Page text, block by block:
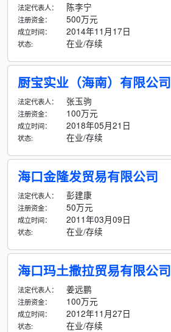
法定代表人： 陈李宁
注册资金： 500万元
成立时间： 2014年11月17日
状态: 在业/存续
厨宝实业（海南）有限公司
法定代表人： 张玉驹
注册资金： 100万元
成立时间： 2018年05月21日
状态: 在业/存续
海口金隆发贸易有限公司
法定代表人： 彭建康
注册资金： 50万元
成立时间： 2011年03月09日
状态: 在业/存续
海口玛土撒拉贸易有限公司
法定代表人： 姜远鹏
注册资金： 100万元
成立时间： 2012年11月27日
状态: 在业/存续